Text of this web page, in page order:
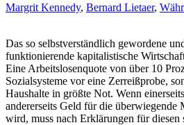
Margrit Kennedy, Bernard Lietaer,
Das so selbstverständlich gewordene
funktionierende kapitalistische
Eine Arbeitslosenquote von über 10
Sozialsysteme vor eine Zerreißprobe,
Haushalte in größte Not. Wenn
andererseits Geld für die überwiegende
wird, muss nach Erklärungen für